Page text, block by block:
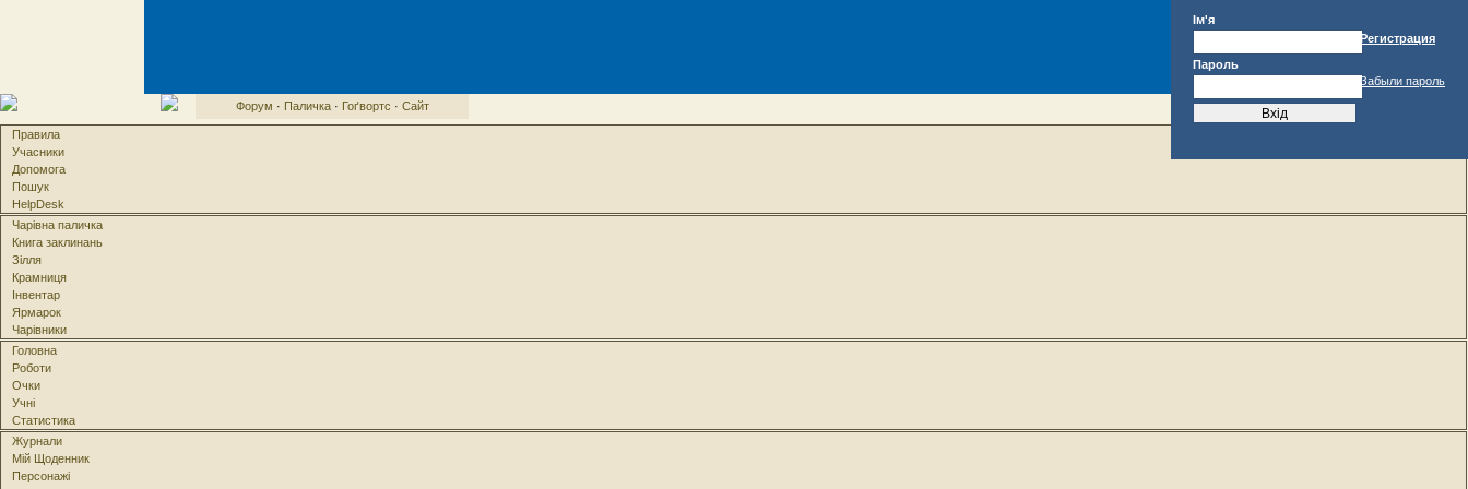
Ім'я
Пароль
Регистрация
Забыли пароль
Форум · Паличка· Гоґвортс · Сайт
Правила
Учасники
Допомога
Пошук
HelpDesk
Чарівна паличка
Книга заклинань
Зілля
Крамниця
Інвентар
Ярмарок
Чарівники
Головна
Роботи
Очки
Учні
Статистика
Журнали
Мій Щоденник
Персонажі